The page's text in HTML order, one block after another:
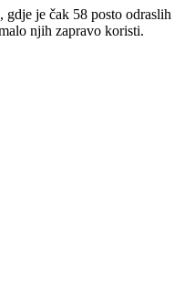
je čak 58 posto odraslih
njih zapravo koristi.